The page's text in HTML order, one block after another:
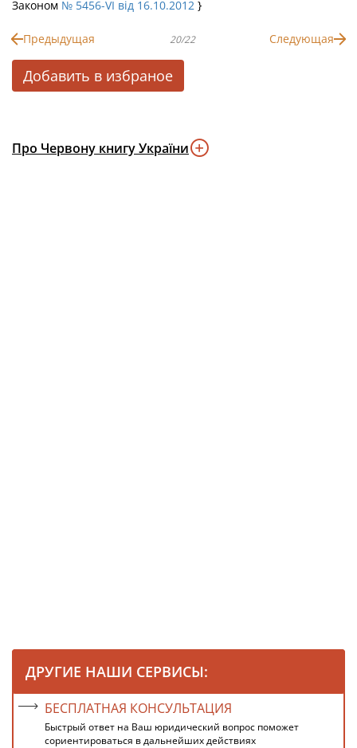
Законом № 5456-VI від 16.10.2012 }
Предыдущая 20/22 Следующая
Добавить в избраное
Про Червону книгу України
ДРУГИЕ НАШИ СЕРВИСЫ:
БЕСПЛАТНАЯ КОНСУЛЬТАЦИЯ
Быстрый ответ на Ваш юридический вопрос поможет
сориентироваться в дальнейших действиях